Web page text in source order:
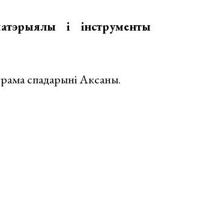
і інструменты
спадарыні Аксаны.